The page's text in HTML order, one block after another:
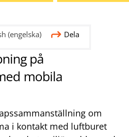
(engelska) Dela
på
mobila
om
i kontakt med luftburet